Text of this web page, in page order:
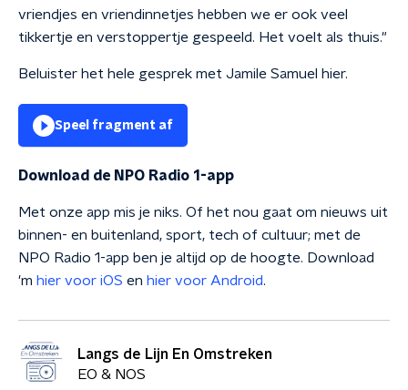
vriendjes en vriendinnetjes hebben we er ook veel
tikkertje en verstoppertje gespeeld. Het voelt als thuis."
Beluister het hele gesprek met Jamile Samuel hier.
Speel fragment af
Download de NPO Radio 1-app
Met onze app mis je niks. Of het nou gaat om nieuws uit
binnen- en buitenland, sport, tech of cultuur; met de
NPO Radio 1-app ben je altijd op de hoogte. Download
'm hier voor iOS en hier voor Android.
Langs de Lijn En Omstreken
EO & NOS